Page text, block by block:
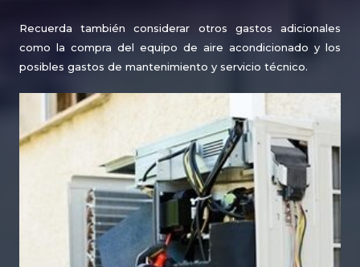
Recuerda también considerar otros gastos adicionales
como la compra del equipo de aire acondicionado y los
posibles gastos de mantenimiento y servicio técnico.